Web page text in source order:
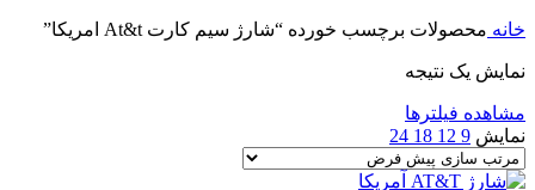
خانه محصولات برچسب خورده “شارژ سیم کارت At&t امریکا”
نمایش یک نتیجه
مشاهده فیلترها
نمایش 9
12
18
24